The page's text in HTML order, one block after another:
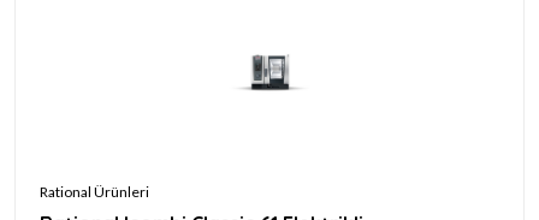
Rational Ürünleri